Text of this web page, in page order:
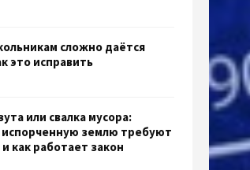
сложно даётся
это исправить
или свалка мусора:
испорченную землю требуют
как работает закон